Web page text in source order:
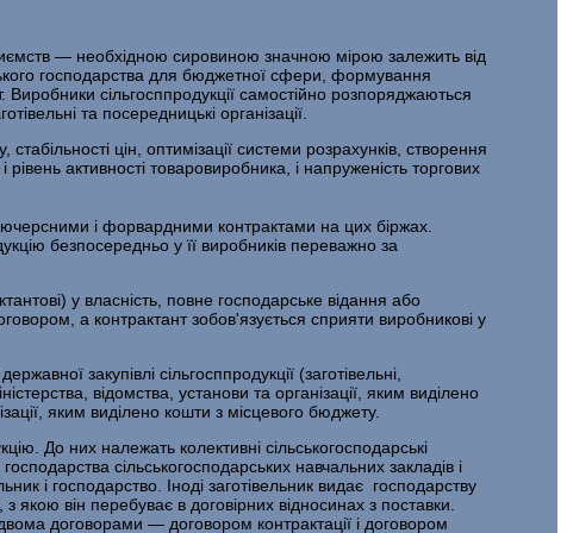
— необхідною сирови­ною значною мірою залежить від
господарства для бюджетної сфери, формування
сільгосппродукції самостійно розпоряджаються
та посередницькі організації.
цін, оптимізації системи розра­хунків, створення
активності товаровиробника, і напруженість торгових
і форвардними контрактами на цих біржах.
безпосередньо у її виробників пере­важно за
у власність, повне господарське відання або
а контрактант зобов'язується сприяти виробникові у
закупівлі сільгосппродукції (заго­тівельні,
відомства, установи та орга­нізації, яким виділено
яким виділено кошти з місцевого бюджету.
До них належать колективні сільськогоспо­дарські
сільськогосподарських на­вчальних закладів і
і господарство. Іноді заго­тівельник видає господарству
якою він перебу­ває в договірних відносинах з поставки.
договорами — договором контрактації і договором